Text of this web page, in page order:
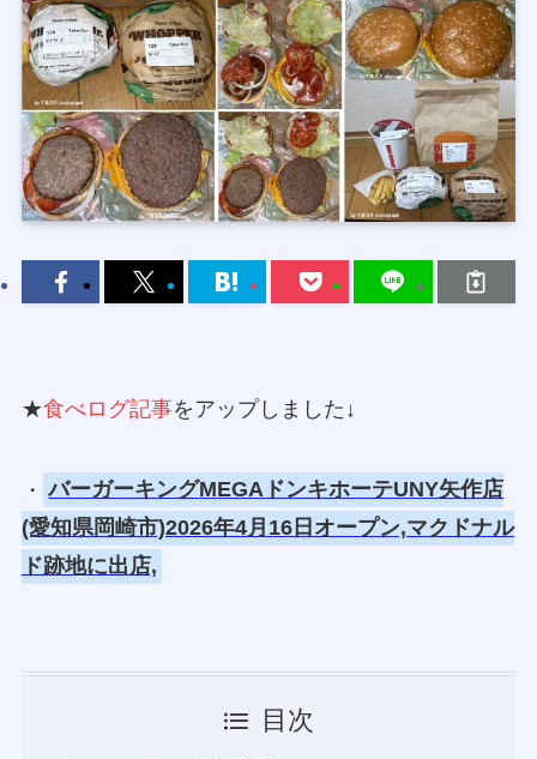
★食べログ記事をアップしました↓
・ バーガーキングMEGAドンキホーテUNY矢作店
(愛知県岡崎市)2026年4月16日オープン,マクドナル
ド跡地に出店,
目次